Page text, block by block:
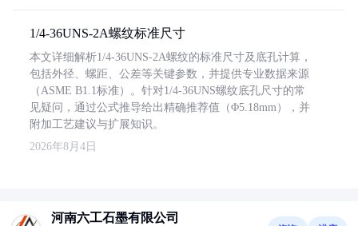
1/4-36UNS-2A螺纹标准尺寸
本文详细解析1/4-36UNS-2A螺纹的标准尺寸及底孔计算，
包括外径、螺距、公差等关键参数，并提供专业数据来源
（ASME B1.1标准）。针对1/4-36UNS螺纹底孔尺寸的常
见疑问，通过公式推导给出精确推荐值（Φ5.18mm），并
附加工艺建议与扩展知识。
2026年8月4日
河南六工石墨有限公司